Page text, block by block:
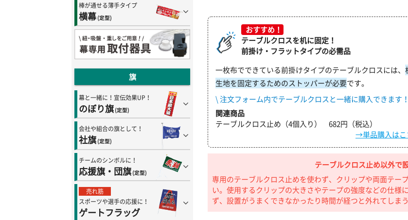
棒が通せる薄手タイプ
横幕(定型)
旗
幕と一緒に！宣伝効果UP！
のぼり旗 (定型)
会社や組合の旗として！
社旗 (定型)
チームのシンボルに！
応援旗・団旗 (定型)
売れ筋
スポーツや選手の応援に！
ゲートフラッグ
おすすめ！
テーブルクロスを机に固定！
前掛け・フラットタイプの必需品
一枚布でできている前掛けタイプのテーブルクロスには、
生地を固定するためのストッパーが必要です。
\ 注文フォーム内でテーブルクロスと一緒に購入できます
関連商品
テーブルクロス止め（4個入り） 682円（税込）
→単品購入はこ
テーブルクロス止め以外で
専用のテーブルクロス止めを使わず、クリップや両面テー
い。使用するクリップの大きさやテープの強度などの仕様
ず、設置がうまくできなかったり時間が経つと外れてしま